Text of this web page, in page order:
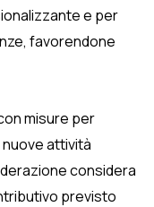
e per
favorendone
misure per
attività
considera
previsto